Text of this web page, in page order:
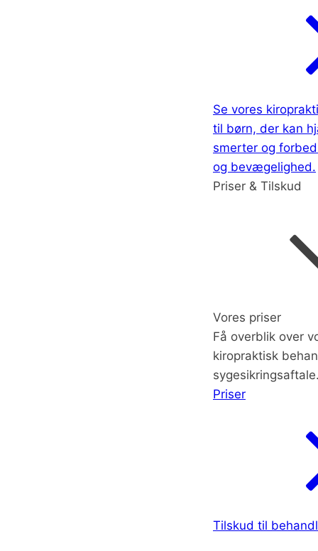
Se vores
til børn, der kan
smerter og
og bevægelighed.
Priser & Tilskud
Vores priser
Få overblik over
kiropraktisk
Priser
Tilskud til